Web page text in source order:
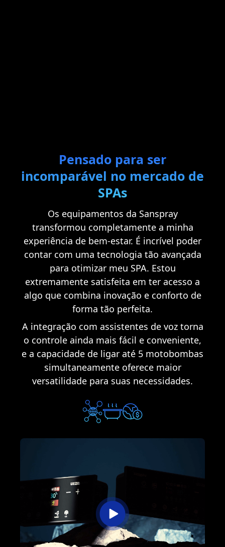
Pensado para ser
incomparável no mercado de
SPAs
Os equipamentos da Sanspray
transformou completamente a minha
experiência de bem-estar. É incrível poder
contar com uma tecnologia tão avançada
para otimizar meu SPA. Estou
extremamente satisfeita em ter acesso a
algo que combina inovação e conforto de
forma tão perfeita.
A integração com assistentes de voz torna
o controle ainda mais fácil e conveniente,
e a capacidade de ligar até 5 motobombas
simultaneamente oferece maior
versatilidade para suas necessidades.